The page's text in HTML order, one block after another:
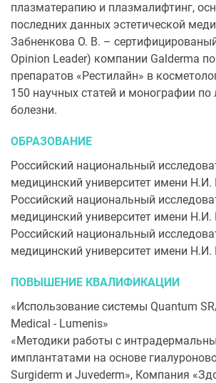
плазматерапию и плазмалифтинг,
последних данных эстетической
Забненкова О. В. –
Opinion Leader) компании Galderma
препаратов «Рестилайн» в
150 научных статей и монографии по
болезни.
ОБРАЗОВАНИЕ
Российский национальный
медицинский университет имени Н.И.
Российский национальный
медицинский университет имени Н.И.
Российский национальный
медицинский университет имени Н.И.
ПОВЫШЕНИЕ КВАЛИФИКАЦИИ
«Использование системы Quantum
Medical - Lumenis»
«Методики работы с
имплантатами на основе
Surgiderm и Juvederm», Компания